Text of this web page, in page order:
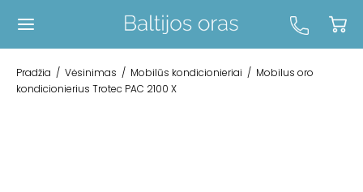
Pradžia / Vėsinimas / Mobilūs kondicionieriai / Mobilus oro
kondicionierius Trotec PAC 2100 X